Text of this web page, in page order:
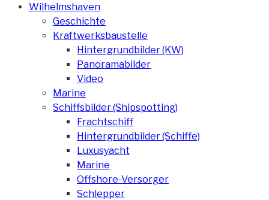
Wilhelmshaven
Geschichte
Kraftwerksbaustelle
Hintergrundbilder (KW)
Panoramabilder
Video
Marine
Schiffsbilder (Shipspotting)
Frachtschiff
Hintergrundbilder (Schiffe)
Luxusyacht
Marine
Offshore-Versorger
Schlepper